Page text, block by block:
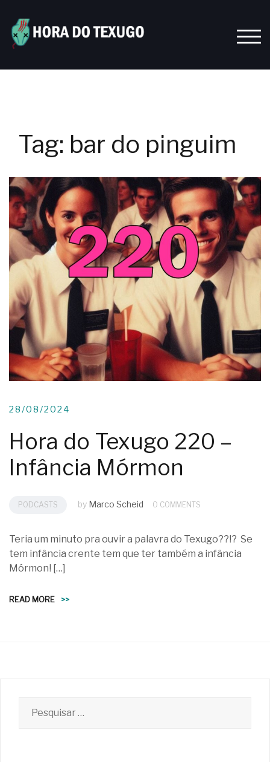
content
Tag: bar do pinguim
28/08/2024
Hora do Texugo 220 –
Infância Mórmon
PODCASTS by Marco Scheid 0 COMMENTS
Teria um minuto pra ouvir a palavra do Texugo??!? Se
tem infância crente tem que ter também a infância
Mórmon! […]
READ MORE >>
por: